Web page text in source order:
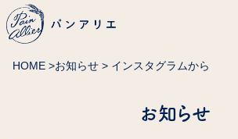
HOME >お知らせ > インスタグラムから
お知らせ